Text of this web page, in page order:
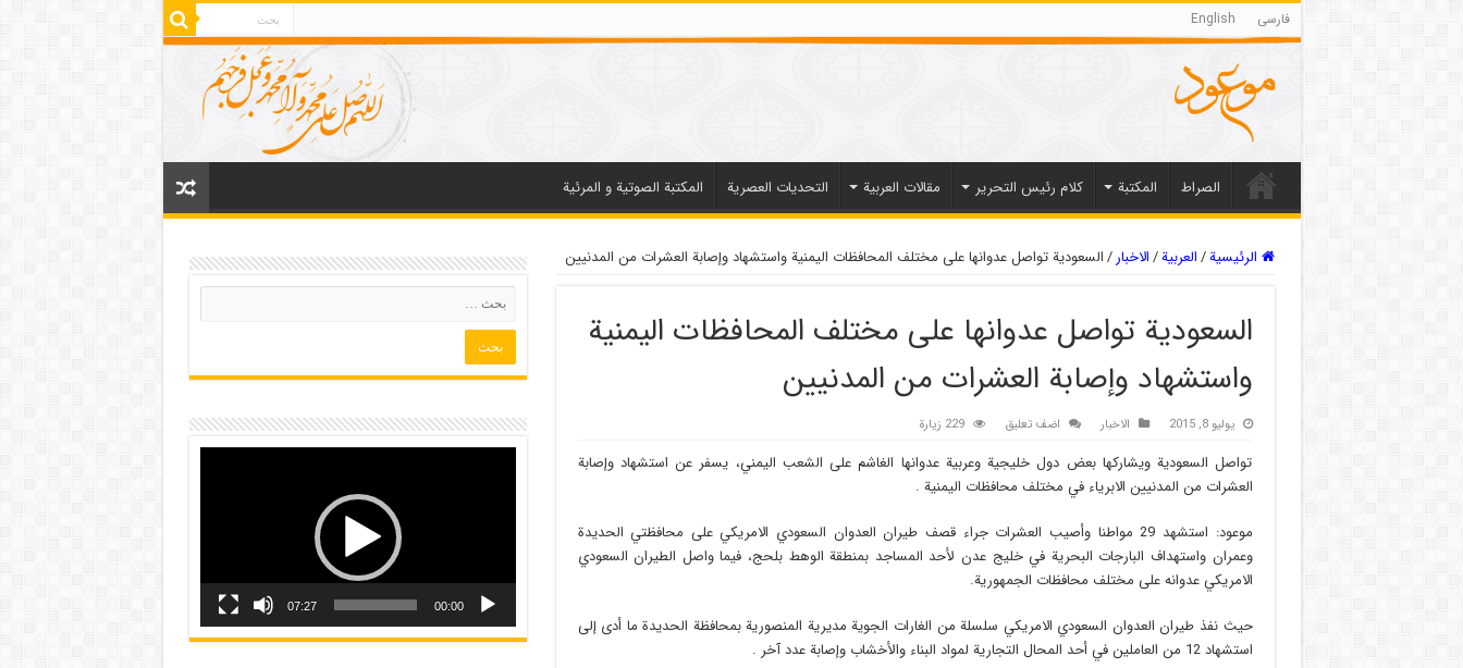
فارسی English
الصراط المکتبة كلام رئيس التحرير مقالات العربیة التحديات العصرية المكتبة الصوتية و المرئية
الرئيسية/العربیة/الاخبار /السعودية تواصل عدوانها على مختلف المحافظات اليمنية واستشهاد وإصابة العشرات من المدنيين
السعودية تواصل عدوانها على مختلف المحافظات اليمنية
واستشهاد وإصابة العشرات من المدنيين
يوليو 8, 2015 الاخبار اضف تعليق 229 زيارة
تواصل السعودية ويشاركها بعض دول خليجية وعربية عدوانها الغاشم على الشعب اليمني، يسفر عن استشهاد وإصابة
العشرات من المدنيين الابرياء في مختلف محافظات اليمنية .
موعود: استشهد 29 مواطنا وأصيب العشرات جراء قصف طيران العدوان السعودي الامريكي على محافظتي الحديدة
وعمران واستهداف البارجات البحرية في خليج عدن لأحد المساجد بمنطقة الوهط بلحج، فيما واصل الطيران السعودي
الامريكي عدوانه على مختلف محافظات الجمهورية.
حيث نفذ طيران العدوان السعودي الامريكي سلسلة من الغارات الجوية مديرية المنصورية بمحافظة الحديدة ما أدى إلى
استشهاد 12 من العاملين في أحد المحال التجارية لمواد البناء والأخشاب وإصابة عدد آخر .
00:00
07:27